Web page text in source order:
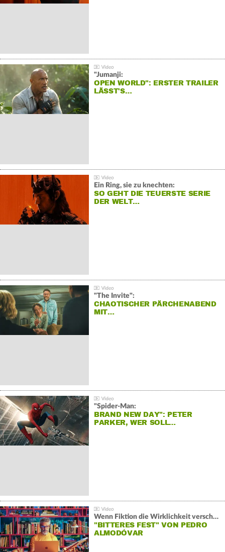
"Jumanji:
OPEN WORLD": ERSTER TRAILER
LÄSST'S…
Ein Ring, sie zu knechten:
SO GEHT DIE TEUERSTE SERIE
DER WELT…
"The Invite":
CHAOTISCHER PÄRCHENABEND
MIT…
"Spider-Man:
BRAND NEW DAY": PETER
PARKER, WER SOLL…
Wenn Fiktion die Wirklichkeit verschiebt:
"BITTERES FEST" VON PEDRO
ALMODÓVAR